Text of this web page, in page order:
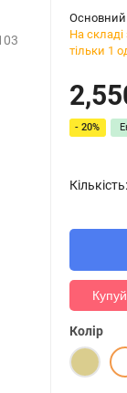
На
тільки 1
- 20%
Кількість:
Колір